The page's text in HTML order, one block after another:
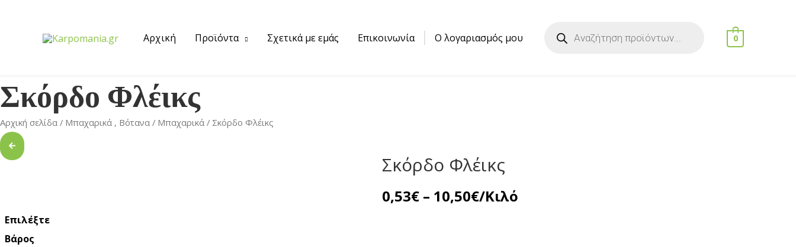
Αρχική Προϊόντα Σχετικά με εμάς Επικοινωνία Ο λογαριασμός μου search 0
Σκόρδο Φλέικς
Αρχική σελίδα / Μπαχαρικά , Βότανα / Μπαχαρικά / Σκόρδο Φλέικς
Σκόρδο Φλέικς
0,53€ – 10,50€Price
/Κιλό
Επιλέξτε
Βάρος